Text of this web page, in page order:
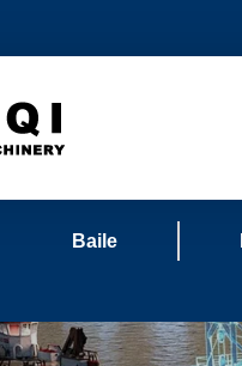
Baile